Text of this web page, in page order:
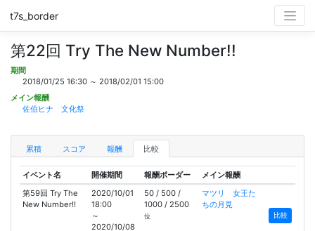
t7s_border
第22回 Try The New Number!!
期間
2018/01/25 16:30 ～ 2018/02/01 15:00
メイン報酬
佐伯ヒナ 文化祭
累積 スコア 報酬 比較
イベント名 開催期間 報酬ボーダー
メイン報酬
第59回 Try The
New Number!!
2020/10/01
18:00
～
2020/10/08
50 / 500 /
1000 / 2500
位
マツリ 女王た
ちの月見
比較